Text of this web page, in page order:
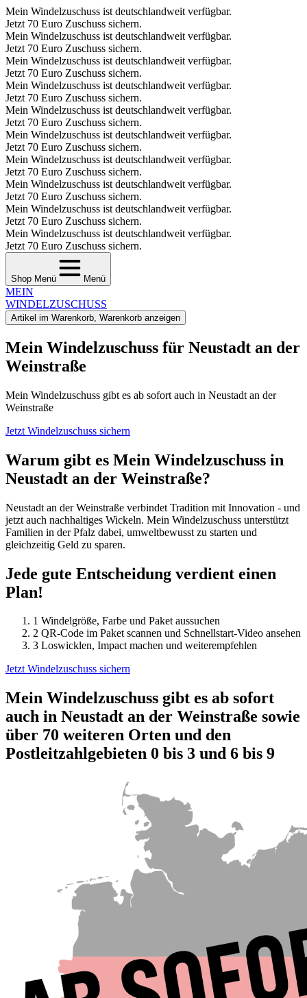
Mein Windelzuschuss ist deutschlandweit verfügbar.
Jetzt 70 Euro Zuschuss sichern.
Mein Windelzuschuss ist deutschlandweit verfügbar.
Jetzt 70 Euro Zuschuss sichern.
Mein Windelzuschuss ist deutschlandweit verfügbar.
Jetzt 70 Euro Zuschuss sichern.
Mein Windelzuschuss ist deutschlandweit verfügbar.
Jetzt 70 Euro Zuschuss sichern.
Mein Windelzuschuss ist deutschlandweit verfügbar.
Jetzt 70 Euro Zuschuss sichern.
Mein Windelzuschuss ist deutschlandweit verfügbar.
Jetzt 70 Euro Zuschuss sichern.
Mein Windelzuschuss ist deutschlandweit verfügbar.
Jetzt 70 Euro Zuschuss sichern.
Mein Windelzuschuss ist deutschlandweit verfügbar.
Jetzt 70 Euro Zuschuss sichern.
Mein Windelzuschuss ist deutschlandweit verfügbar.
Jetzt 70 Euro Zuschuss sichern.
Mein Windelzuschuss ist deutschlandweit verfügbar.
Jetzt 70 Euro Zuschuss sichern.
Shop Menü Menü
MEIN
WINDEL­ZUSCHUSS
Artikel im Warenkorb, Warenkorb anzeigen
Mein Windel­zuschuss für Neustadt an der
Weinstraße
Mein Windelzuschuss gibt es ab sofort auch in Neustadt an der
Weinstraße
Jetzt Windelzuschuss sichern
Warum gibt es Mein Windelzuschuss in
Neustadt an der Weinstraße?
Neustadt an der Weinstraße verbindet Tradition mit Innovation - und
jetzt auch nachhaltiges Wickeln. Mein Windelzuschuss unterstützt
Familien in der Pfalz dabei, umweltbewusst zu starten und
gleichzeitig Geld zu sparen.
Jede gute Entscheidung verdient einen
Plan!
1 Windelgröße, Farbe und Paket aussuchen
2 QR-Code im Paket scannen und Schnellstart-Video ansehen
3 Loswicklen, Impact machen und weiterempfehlen
Jetzt Windelzuschuss sichern
Mein Windelzuschuss gibt es ab sofort
auch in Neustadt an der Weinstraße sowie
über 70 weiteren Orten und den
Postleitzahlgebieten 0 bis 3 und 6 bis 9